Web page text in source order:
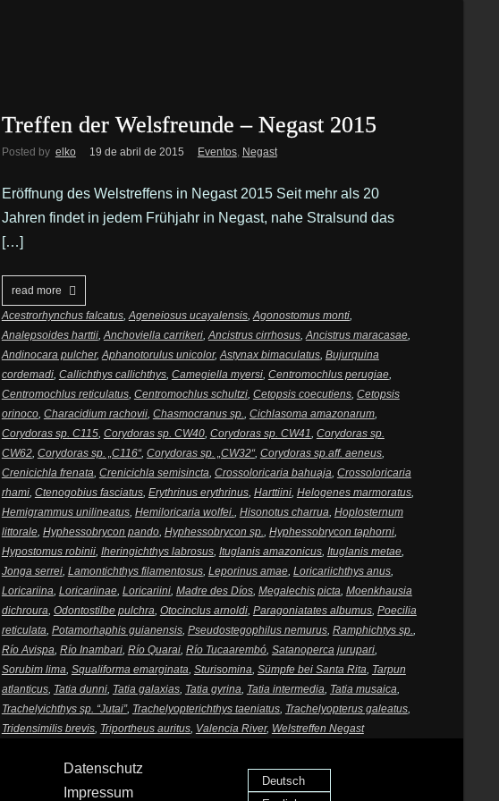
Treffen der Welsfreunde – Negast 2015
Posted by elko 19 de abril de 2015 Eventos, Negast
Eröffnung des Welstreffens in Negast 2015 Seit mehr als 20
Jahren findet in jedem Frühjahr in Negast, nahe Stralsund das
[…]
read more
Acestrorhynchus falcatus,Ageneiosus ucayalensis,Agonostomus monti,
Analepsoides harttii,Anchoviella carrikeri,Ancistrus cirrhosus,Ancistrus maracasae,
Andinocara pulcher,Aphanotorulus unicolor,Astynax bimaculatus, Bujurquina
cordemadi, Callichthys callichthys, Camegiella myersi, Centromochlus perugiae,
Centromochlus reticulatus, Centromochlus schultzi, Cetopsis coecutiens, Cetopsis
orinoco, Characidium rachovii, Chasmocranus sp., Cichlasoma amazonarum,
Corydoras sp. C115, Corydoras sp. CW40, Corydoras sp. CW41, Corydoras sp.
CW62, Corydoras sp. „C116“, Corydoras sp. „CW32“, Corydoras sp.aff. aeneus,
Crenicichla frenata, Crenicichla semisincta, Crossoloricaria bahuaja, Crossoloricaria
rhami, Ctenogobius fasciatus, Erythrinus erythrinus, Harttiini, Helogenes marmoratus,
Hemigrammus unilineatus, Hemiloricaria wolfei., Hisonotus charrua, Hoplosternum
littorale, Hyphessobrycon pando, Hyphessobrycon sp., Hyphessobrycon taphorni,
Hypostomus robinii, Iheringichthys labrosus, Ituglanis amazonicus, Ituglanis metae,
Jonga serrei, Lamontichthys filamentosus, Leporinus amae, Loricariichthys anus,
Loricariina, Loricariinae, Loricariini, Madre des Díos, Megalechis picta, Moenkhausia
dichroura, Odontostilbe pulchra, Otocinclus arnoldi, Paragoniatates albumus, Poecilia
reticulata, Potamorhaphis guianensis, Pseudostegophilus nemurus, Ramphichtys sp.,
Río Avispa, Río Inambari, Río Quarai, Río Tucaarembó, Satanoperca jurupari,
Sorubim lima, Squaliforma emarginata, Sturisomina, Sümpfe bei Santa Rita, Tarpun
atlanticus, Tatia dunni, Tatia galaxias, Tatia gyrina, Tatia intermedia, Tatia musaica,
Trachelyichthys sp. “Jutai”, Trachelyopterichthys taeniatus, Trachelyopterus galeatus,
Tridensimilis brevis, Triportheus auritus, Valencia River, Welstreffen Negast
Datenschutz
Impressum
Deutsch